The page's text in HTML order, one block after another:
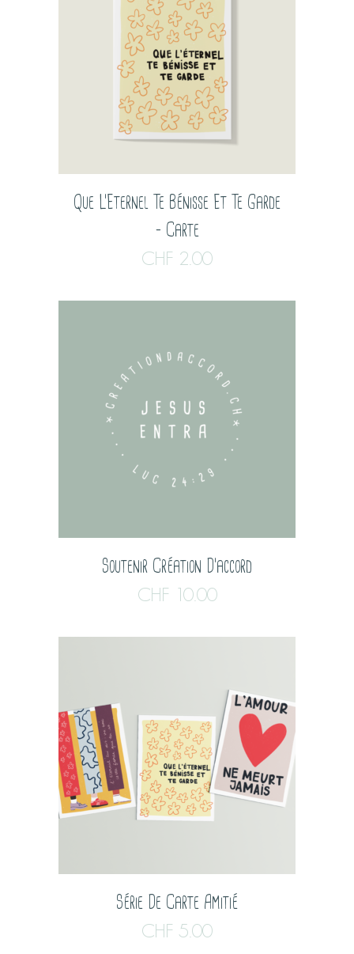
Que L’Eternel Te Bénisse Et Te Garde
– Carte
CHF 2.00
Soutenir Création D’accord
CHF 10.00
Série De Carte Amitié
CHF 5.00